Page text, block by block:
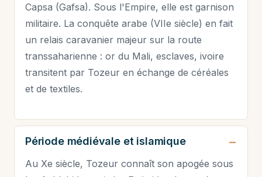
Capsa (Gafsa). Sous l'Empire, elle est garnison
militaire. La conquête arabe (VIIe siècle) en fait
un relais caravanier majeur sur la route
transsaharienne : or du Mali, esclaves, ivoire
transitent par Tozeur en échange de céréales
et de textiles.
Période médiévale et islamique
Au Xe siècle, Tozeur connaît son apogée sous